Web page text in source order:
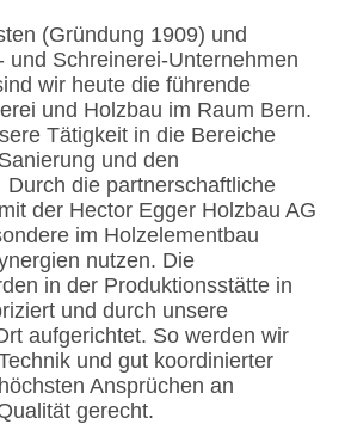
(Gründung 1909) und
und Schreinerei-Unternehmen
wir heute die führende
und Holzbau im Raum Bern.
Tätigkeit in die Bereiche
und den
die partnerschaftliche
der Hector Egger Holzbau AG
im Holzelementbau
nutzen. Die
in der Produktionsstätte in
und durch unsere
aufgerichtet. So werden wir
und gut koordinierter
Ansprüchen an
gerecht.